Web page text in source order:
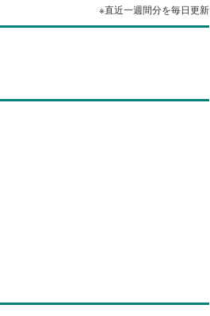
※直近一週間分を毎日更新